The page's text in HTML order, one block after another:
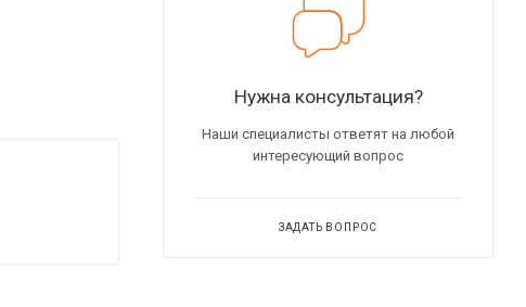
по высоте
Нужна консультация?
Наши специалисты ответят на любой
интересующий вопрос
ЗАДАТЬ ВОПРОС